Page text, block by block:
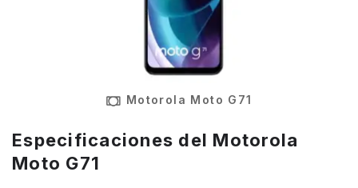
Motorola Moto G71
Especificaciones del Motorola
Moto G71